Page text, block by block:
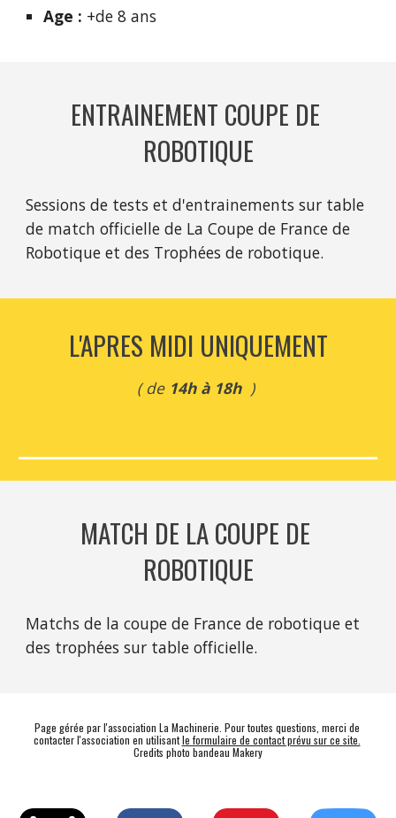
Age : +de 8 ans
ENTRAINEMENT COUPE DE
ROBOTIQUE
Sessions de tests et d'entrainements sur table
de match officielle de La Coupe de France de
Robotique et des Trophées de robotique.
L'APRES MIDI UNIQUEMENT
( de 14h à 18h )
MATCH DE LA COUPE DE
ROBOTIQUE
Matchs de la coupe de France de robotique et
des trophées sur table officielle.
Page gérée par l'association La Machinerie. Pour toutes questions, merci de
contacter l'association en utilisant le formulaire de contact prévu sur ce site.
Credits photo bandeau Makery